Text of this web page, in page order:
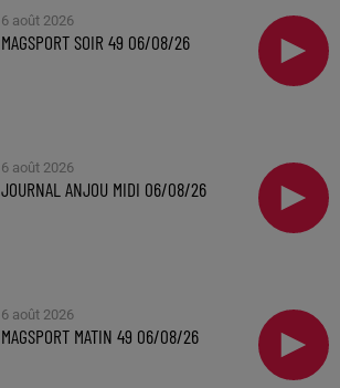
6 août 2026
MAGSPORT SOIR 49 06/08/26
6 août 2026
JOURNAL ANJOU MIDI 06/08/26
6 août 2026
MAGSPORT MATIN 49 06/08/26